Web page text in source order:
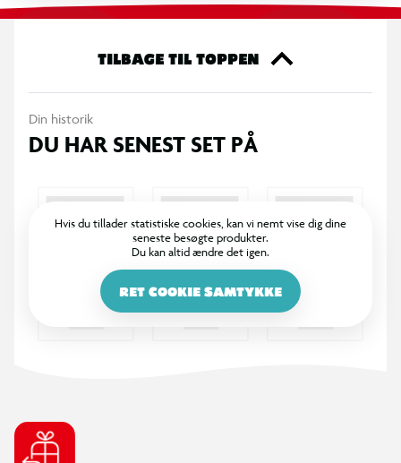
adskiller sig fra de øvrige penalhuse på tasken.
Specifikationer
• Bred og let lynlåslukning
• Monster Truck-motiv i klare farver
TILBAGE TIL TOPPEN
Din historik
DU HAR SENEST SET PÅ
Hvis du tillader statistiske cookies, kan vi nemt vise dig dine
seneste besøgte produkter.
Du kan altid ændre det igen.
RET COOKIE SAMTYKKE